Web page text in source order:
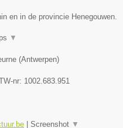
en in de provincie Henegouwen.
▼
(Antwerpen)
nr: 1002.683.951
| Screenshot ▼